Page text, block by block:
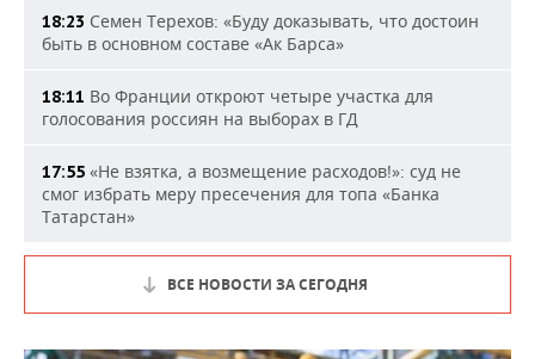
18:23 Семен Терехов: «Буду доказывать, что достоин
быть в основном составе «Ак Барса»
18:11 Во Франции откроют четыре участка для
голосования россиян на выборах в ГД
17:55 «Не взятка, а возмещение расходов!»: суд не
смог избрать меру пресечения для топа «Банка
Татарстан»
ВСЕ НОВОСТИ ЗА СЕГОДНЯ